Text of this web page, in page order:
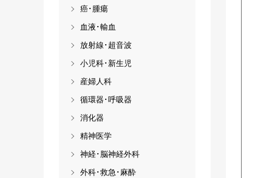
癌･腫瘍
血液･輸血
放射線･超音波
小児科･新生児
産婦人科
循環器･呼吸器
消化器
精神医学
神経･脳神経外科
外科･救急･麻酔